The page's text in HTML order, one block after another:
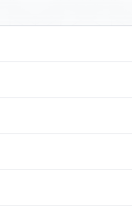
ihren Studien.